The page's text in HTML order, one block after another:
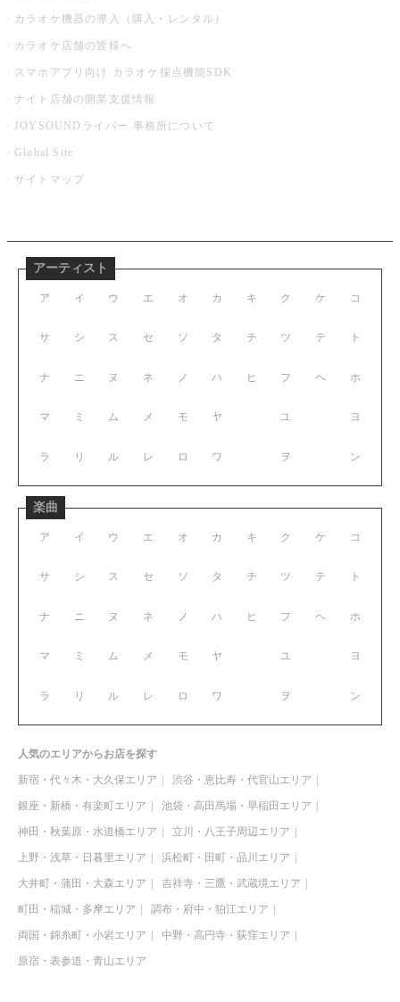
カラオケ機器の導入（購入・レンタル）
カラオケ店舗の皆様へ
スマホアプリ向け カラオケ採点機能SDK
ナイト店舗の開業支援情報
JOYSOUNDライバー 事務所について
Global Site
サイトマップ
アーティスト
ア イ ウ エ オ
サ シ ス セ ソ
ナ ニ ヌ ネ ノ
マ ミ ム メ モ
ラ リ ル レ ロ
カ キ ク ケ コ
タ チ ツ テ ト
ハ ヒ フ ヘ ホ
ヤ ユ ヨ
ワ ヲ ン
楽曲
ア イ ウ エ オ
サ シ ス セ ソ
ナ ニ ヌ ネ ノ
マ ミ ム メ モ
ラ リ ル レ ロ
カ キ ク ケ コ
タ チ ツ テ ト
ハ ヒ フ ヘ ホ
ヤ ユ ヨ
ワ ヲ ン
人気のエリアからお店を探す
新宿・代々木・大久保エリア 渋谷・恵比寿・代官山エリア
銀座・新橋・有楽町エリア 池袋・高田馬場・早稲田エリア
神田・秋葉原・水道橋エリア 立川・八王子周辺エリア
上野・浅草・日暮里エリア 浜松町・田町・品川エリア
大井町・蒲田・大森エリア 吉祥寺・三鷹・武蔵境エリア
町田・稲城・多摩エリア 調布・府中・狛江エリア
両国・錦糸町・小岩エリア 中野・高円寺・荻窪エリア
原宿・表参道・青山エリア